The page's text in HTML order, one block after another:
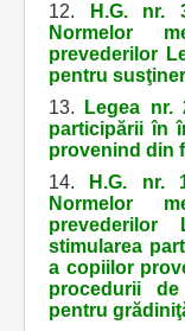
12.
H.G. nr.
Normelor
prevederilor
pentru
13.
Legea nr.
participării în
provenind din
14.
H.G. nr.
Normelor
stimularea
a copiilor
procedurii
pentru